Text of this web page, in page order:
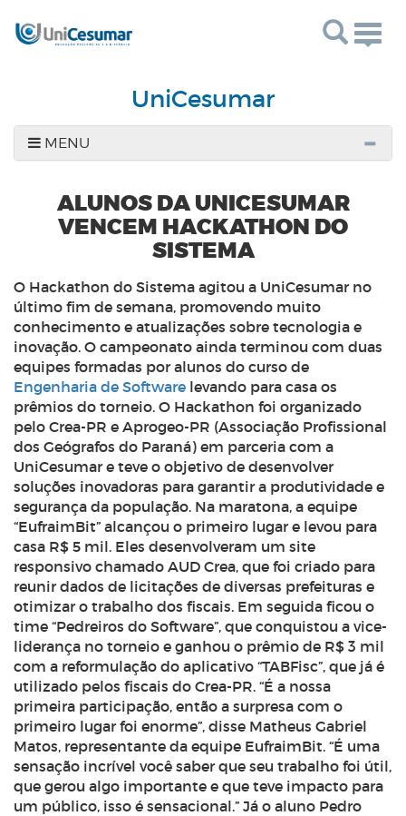
UniCesumar
MENU
ALUNOS DA UNICESUMAR
VENCEM HACKATHON DO
SISTEMA
O Hackathon do Sistema agitou a UniCesumar no
último fim de semana, promovendo muito
conhecimento e atualizações sobre tecnologia e
inovação. O campeonato ainda terminou com duas
equipes formadas por alunos do curso de
Engenharia de Software levando para casa os
prêmios do torneio. O Hackathon foi organizado
pelo Crea-PR e Aprogeo-PR (Associação Profissional
dos Geógrafos do Paraná) em parceria com a
UniCesumar e teve o objetivo de desenvolver
soluções inovadoras para garantir a produtividade e
segurança da população. Na maratona, a equipe
“EufraimBit” alcançou o primeiro lugar e levou para
casa R$ 5 mil. Eles desenvolveram um site
responsivo chamado AUD Crea, que foi criado para
reunir dados de licitações de diversas prefeituras e
otimizar o trabalho dos fiscais. Em seguida ficou o
time “Pedreiros do Software”, que conquistou a vice-
liderança no torneio e ganhou o prêmio de R$ 3 mil
com a reformulação do aplicativo “TABFisc”, que já é
utilizado pelos fiscais do Crea-PR. “É a nossa
primeira participação, então a surpresa com o
primeiro lugar foi enorme”, disse Matheus Gabriel
Matos, representante da equipe EufraimBit. “É uma
sensação incrível você saber que seu trabalho foi útil,
que gerou algo importante e que teve impacto para
um público, isso é sensacional.” Já o aluno Pedro